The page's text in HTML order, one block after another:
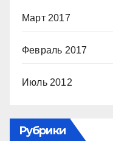
Март 2017
Февраль 2017
Июль 2012
Рубрики